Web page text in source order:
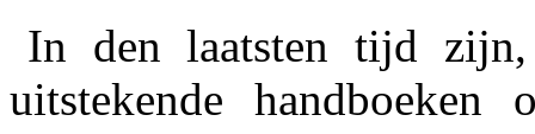
In den laatsten tijd
uitstekende handboeken